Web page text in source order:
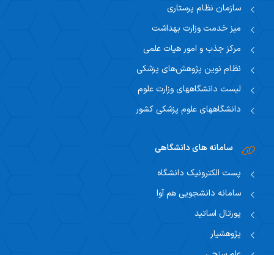
سازمان نظام پرستاری
میز خدمت وزارت بهداشت
مرکز جذب و امور هیات علمی
نظام نوین پژوهش‌های پزشکی
لیست دانشگاههای وزارت علوم
دانشگاههای علوم پزشکی کشور
سامانه های دانشگاهی
پست الکترونیک دانشگاه
سامانه دانشجویی هم آوا
پورتال اساتید
پژوهشیار